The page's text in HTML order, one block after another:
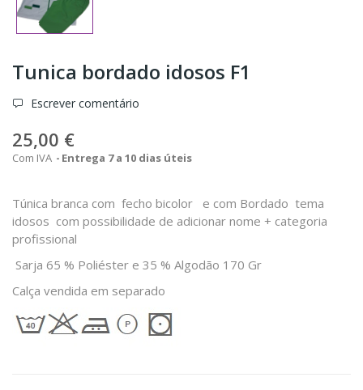
Tunica bordado idosos F1
Escrever comentário
25,00 €
Com IVA Entrega 7 a 10 dias úteis
Túnica branca com fecho bicolor e com Bordado tema
idosos com possibilidade de adicionar nome + categoria
profissional
Sarja 65 % Poliéster e 35 % Algodão 170 Gr
Calça vendida em separado